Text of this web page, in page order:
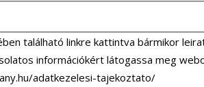
található linkre kattintva bármikor
információkért látogassa meg
adatkezelesi-tajekoztato/